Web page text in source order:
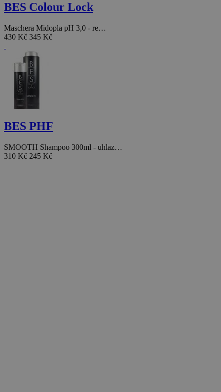
BES Colour Lock
Maschera Midopla pH 3,0 - re…
430 Kč 345 Kč
BES PHF
SMOOTH Shampoo 300ml - uhlaz…
310 Kč 245 Kč